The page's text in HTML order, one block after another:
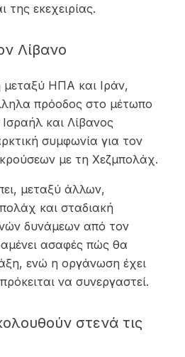
της εκεχειρίας.
Λίβανο
ΗΠΑ και Ιράν,
πρόοδος στο μέτωπο
και Λίβανος
συμφωνία για τον
με τη Χεζμπολάχ.
μεταξύ άλλων,
και σταδιακή
δυνάμεων από τον
ασαφές πώς θα
ενώ η οργάνωση έχει
να συνεργαστεί.
στενά τις